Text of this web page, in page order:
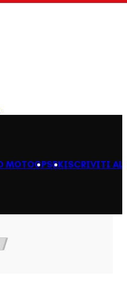
MOTOGPSBKISCRIVITI AL